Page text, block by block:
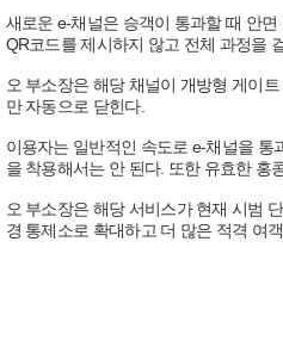
새로운 e-채널은 승객이 통과할 때 안
QR코드를 제시하지 않고 전체 과정을
오 부소장은 해당 채널이 개방형 게이
만 자동으로 닫힌다.
이용자는 일반적인 속도로 e-채널을
을 착용해서는 안 된다. 또한 유효한 홍
오 부소장은 해당 서비스가 현재 시범
경 통제소로 확대하고 더 많은 적격 여